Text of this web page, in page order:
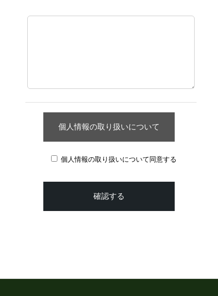
個人情報の取り扱いについて
個人情報の取り扱いについて同意する